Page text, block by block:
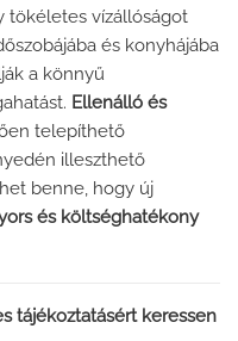
tökéletes vízállóságot
és konyhájába
a könnyű
Ellenálló és
telepíthető
illeszthető
benne, hogy új
és költséghatékony
tájékoztatásért keressen